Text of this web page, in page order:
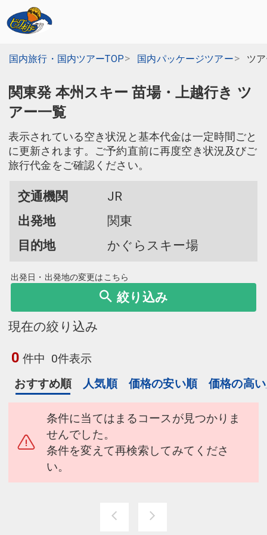
国内旅行・国内ツアーTOP 国内パッケージツアー ツ
関東発 本州スキー 苗場・上越行き ツ
アー一覧
表示されている空き状況と基本代金は一定時間ごと
に更新されます。ご予約直前に再度空き状況及びご
旅行代金をご確認ください。
交通機関
JR
出発地
関東
目的地
かぐらスキー場
出発日・出発地の変更はこちら
絞り込み
現在の絞り込み
0 件中 0件表示
おすすめ順
人気順 価格の安い順 価格の高
条件に当てはまるコースが見つかりま
せんでした。
条件を変えて再検索してみてくださ
い。